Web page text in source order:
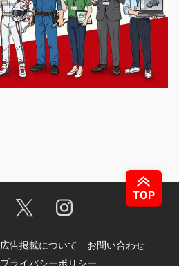
広告掲載について
お問い合わせ
プライバシーポリシー